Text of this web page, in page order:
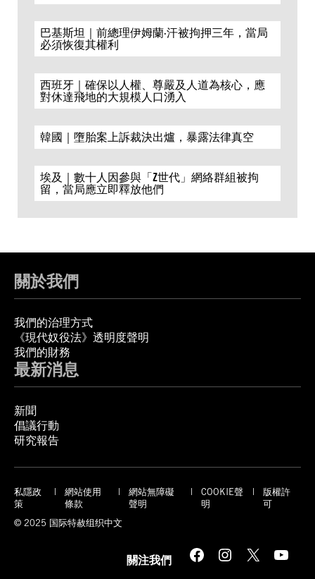
巴基斯坦｜前總理伊姆蘭·汗被拘押三年，當局
必須恢復其權利
西班牙｜確保以人權、尊嚴及人道為核心，應
對休達飛地的大規模人口湧入
韓國｜墮胎案上訴裁決出爐，暴露法律真空
埃及｜數十人因參與「Z世代」網絡群組被拘
留，當局應立即釋放他們
關於我們
我們的治理方式
《現代奴役法》透明度聲明
我們的財務
最新消息
新聞
倡議行動
研究報告
私隱政
策
網站使用
條款
網站無障礙
聲明
COOKIE聲
明
版權許
可
© 2025 国际特赦组织中文
關注我們 Facebook Instagram X YouTube